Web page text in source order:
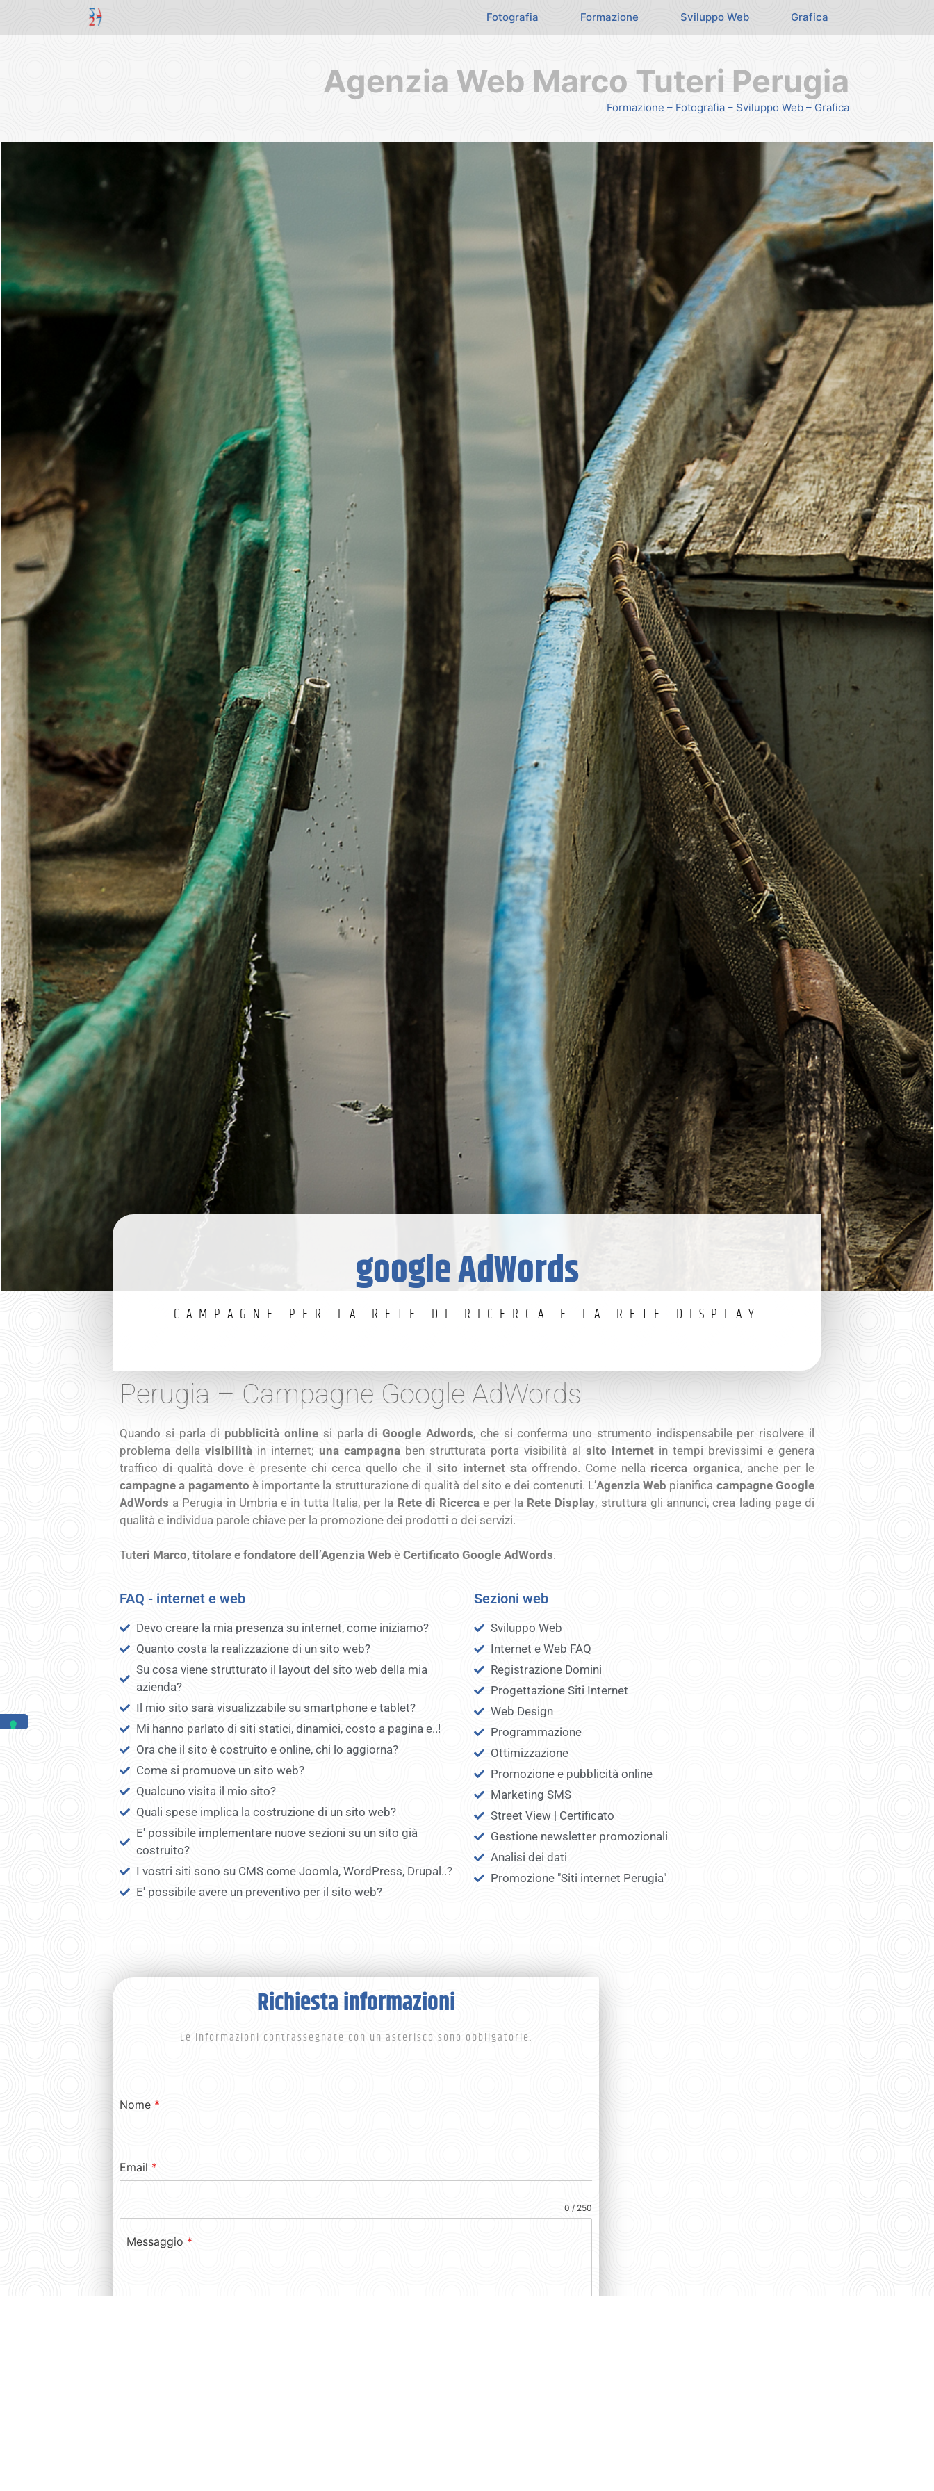
Fotografia Formazione Sviluppo Web Grafica
Agenzia Web Marco Tuteri Perugia
Formazione – Fotografia – Sviluppo Web – Grafica
google AdWords
CAMPAGNE PER LA RETE DI RICERCA E LA RETE DISPLAY
Perugia – Campagne Google AdWords
Quando si parla di pubblicità onlinesi parla diGoogle Adwords, che si conferma uno strumento indispensabile per risolvere il
problema della visibilità in internet; una campagna ben strutturata porta visibilità al sito internet in tempi brevissimi e genera
traffico di qualità dove è presente chi cerca quello che il sito internet staoffrendo. Come nella ricerca organica, anche per le
campagne a pagamento è importante la strutturazione di qualità del sito e dei contenuti. L’Agenzia Web pianifica campagne Google
AdWords a Perugia in Umbria e in tutta Italia, per la Rete di Ricerca e per la Rete Display, struttura gli annunci, crea lading page di
qualità e individua parole chiave per la promozione dei prodotti o dei servizi.
Tuteri Marco, titolare e fondatore dell’Agenzia Web è Certificato Google AdWords.
FAQ - internet e web
Devo creare la mia presenza su internet, come iniziamo?
Quanto costa la realizzazione di un sito web?
Su cosa viene strutturato il layout del sito web della mia
azienda?
Il mio sito sarà visualizzabile su smartphone e tablet?
Mi hanno parlato di siti statici, dinamici, costo a pagina e..!
Ora che il sito è costruito e online, chi lo aggiorna?
Come si promuove un sito web?
Qualcuno visita il mio sito?
Quali spese implica la costruzione di un sito web?
E' possibile implementare nuove sezioni su un sito già
costruito?
I vostri siti sono su CMS come Joomla, WordPress, Drupal..?
E' possibile avere un preventivo per il sito web?
Sezioni web
Sviluppo Web
Internet e Web FAQ
Registrazione Domini
Progettazione Siti Internet
Web Design
Programmazione
Ottimizzazione
Promozione e pubblicità online
Marketing SMS
Street View | Certificato
Gestione newsletter promozionali
Analisi dei dati
Promozione "Siti internet Perugia"
Richiesta informazioni
Le informazioni contrassegnate con un asterisco sono obbligatorie.
Nome *
Email *
Messaggio *
0 / 250